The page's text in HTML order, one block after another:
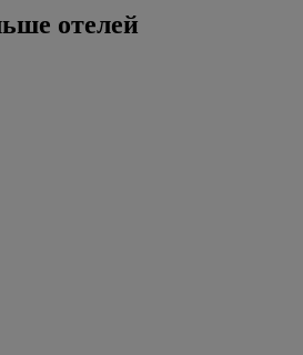
отелей